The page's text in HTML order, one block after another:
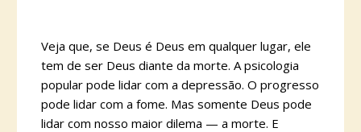
Veja que, se Deus é Deus em qualquer lugar, ele
tem de ser Deus diante da morte. A psicologia
popular pode lidar com a depressão. O progresso
pode lidar com a fome. Mas somente Deus pode
lidar com nosso maior dilema — a morte. E